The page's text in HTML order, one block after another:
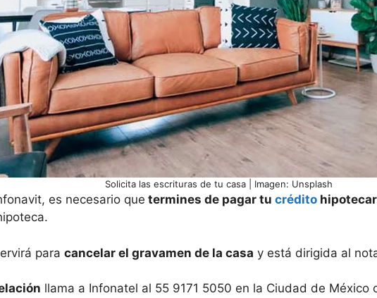
Solicita las escrituras de tu casa | Imagen: Unsplash
es necesario que termines de pagar tu crédito
para cancelar el gravamen de la casa y está dirigida al
llama a Infonatel al 55 9171 5050 en la Ciudad de